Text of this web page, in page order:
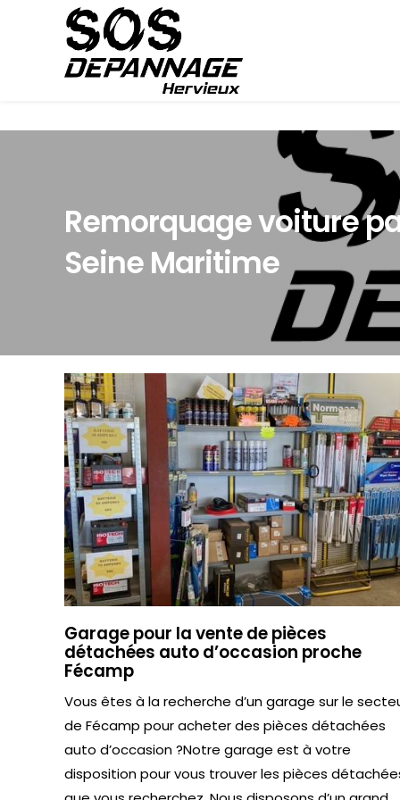
Remorquage voiture
Seine Maritime
Garage pour la vente de pièces
détachées auto d’occasion proche
Fécamp
Vous êtes à la recherche d’un garage sur le
de Fécamp pour acheter des pièces détachées
auto d’occasion ?Notre garage est à votre
disposition pour vous trouver les pièces
Panneau de gestion des cookies